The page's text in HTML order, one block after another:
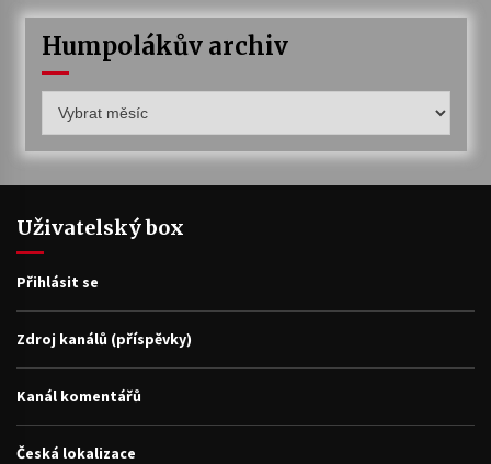
Humpolákův archiv
archiv
Uživatelský box
Přihlásit se
Zdroj kanálů (příspěvky)
Kanál komentářů
Česká lokalizace